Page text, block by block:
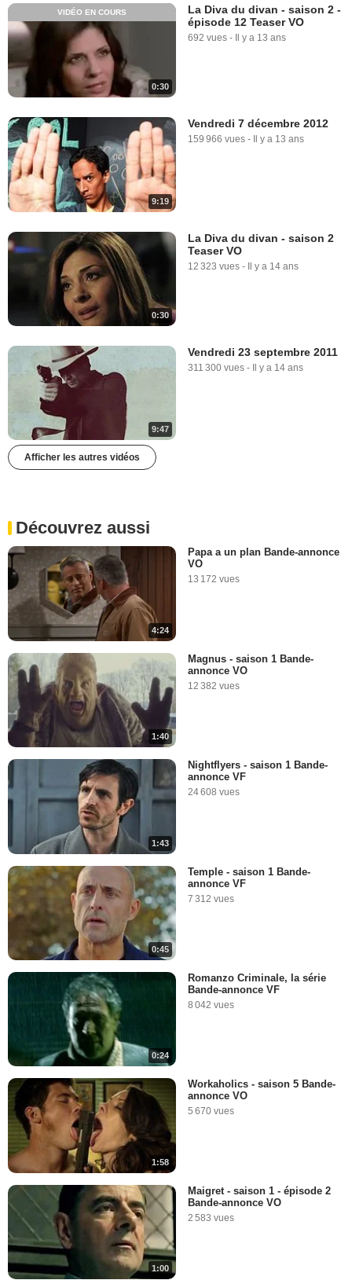
0:30
VIDÉO EN COURS
La Diva du divan - saison 2 -
épisode 12 Teaser VO
692 vues - Il y a 13 ans
9:19
Vendredi 7 décembre 2012
159 966 vues - Il y a 13 ans
0:30
La Diva du divan - saison 2
Teaser VO
12 323 vues - Il y a 14 ans
9:47
Vendredi 23 septembre 2011
311 300 vues - Il y a 14 ans
Afficher les autres vidéos
Découvrez aussi
4:24
Papa a un plan Bande-annonce
VO
13 172 vues
1:40
Magnus - saison 1 Bande-
annonce VO
12 382 vues
1:43
Nightflyers - saison 1 Bande-
annonce VF
24 608 vues
0:45
Temple - saison 1 Bande-
annonce VF
7 312 vues
0:24
Romanzo Criminale, la série
Bande-annonce VF
8 042 vues
1:58
Workaholics - saison 5 Bande-
annonce VO
5 670 vues
1:00
Maigret - saison 1 - épisode 2
Bande-annonce VO
2 583 vues